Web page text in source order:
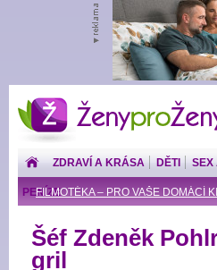
ŽenyproŽeny.cz
ZDRAVÍ A KRÁSA DĚTI SEX
FILMOTÉKA – PRO VAŠE DOMÁCÍ
PENÍZE
Šéf Zdeněk
gril